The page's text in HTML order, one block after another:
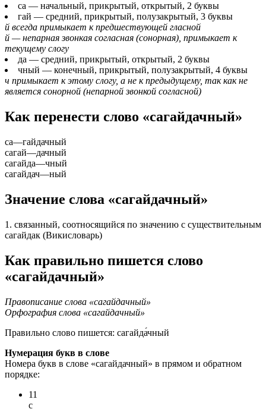
са — начальный, прикрытый, открытый, 2 буквы
гай — средний, прикрытый, полузакрытый, 3 буквы
й всегда примыкает к предшествующей гласной
й — непарная звонкая согласная (сонорная), примыкает к
текущему слогу
да — средний, прикрытый, открытый, 2 буквы
чный — конечный, прикрытый, полузакрытый, 4 буквы
ч примыкает к этому слогу, а не к предыдущему, так как не
является сонорной (непарной звонкой согласной)
Как перенести слово «сагайдачный»
са—гайдачный
сагай—дачный
сагайда—чный
сагайдач—ный
Значение слова «сагайдачный»
1. связанный, соотносящийся по значению с существительным
сагайдак (Викисловарь)
Как правильно пишется слово
«сагайдачный»
Правописание слова «сагайдачный»
Орфография слова «сагайдачный»
Правильно слово пишется: сагайда́чный
Нумерация букв в слове
Номера букв в слове «сагайдачный» в прямом и обратном
порядке:
11
с